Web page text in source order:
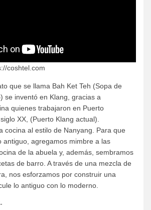
coshtel.com
que se llama Bah Ket Teh (Sopa de
se inventó en Klang, gracias a
quienes trabajaron en Puerto
XX, (Puerto Klang actual).
cocina al estilo de Nanyang. Para que
antiguo, agregamos mimbre a las
de la abuela y, además, sembramos
de barro. A través de una mezcla de
nos esforzamos por construir una
lo antiguo con lo moderno.